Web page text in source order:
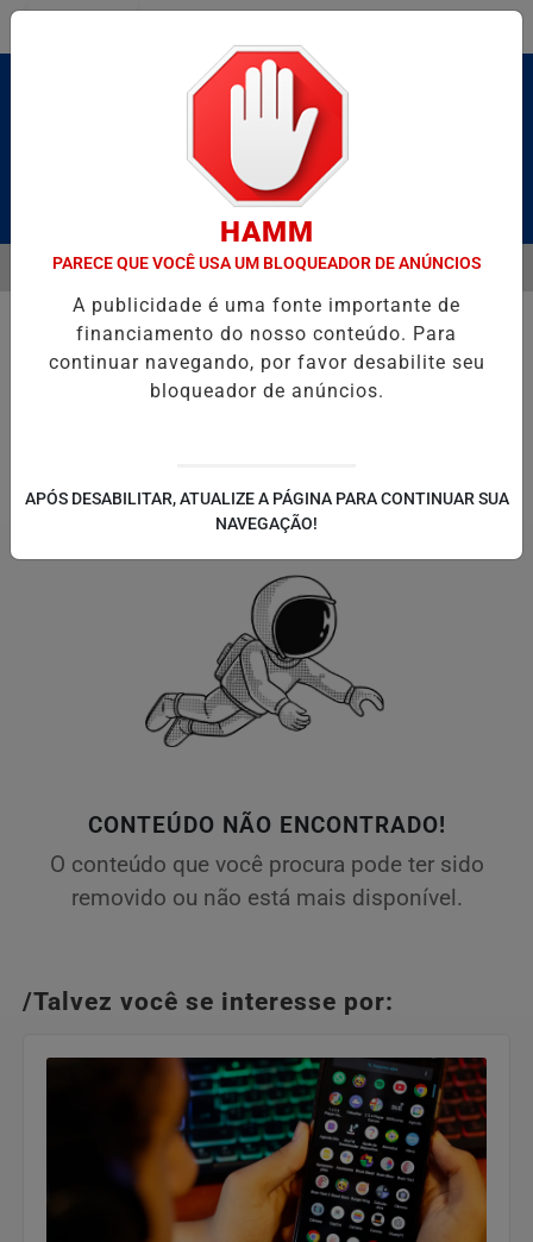
Pesquisar Notícia
HOMENAGEIA UZIEL BUENO NO TERRAÇO MINEIRO
EM ALTA
MENU
CONTEÚDO NÃO ENCONTRADO!
O conteúdo que você procura pode ter sido
removido ou não está mais disponível.
/Talvez você se interesse por:
HAMM
PARECE QUE VOCÊ USA UM BLOQUEADOR DE ANÚNCIOS
A publicidade é uma fonte importante de
financiamento do nosso conteúdo. Para
continuar navegando, por favor desabilite seu
bloqueador de anúncios.
APÓS DESABILITAR, ATUALIZE A PÁGINA PARA CONTINUAR SUA
NAVEGAÇÃO!